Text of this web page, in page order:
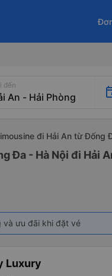
đến
đi Hải An từ Đống
Đa - Hà Nội đi Hải
và ưu đãi khi đặt vé
Luxury